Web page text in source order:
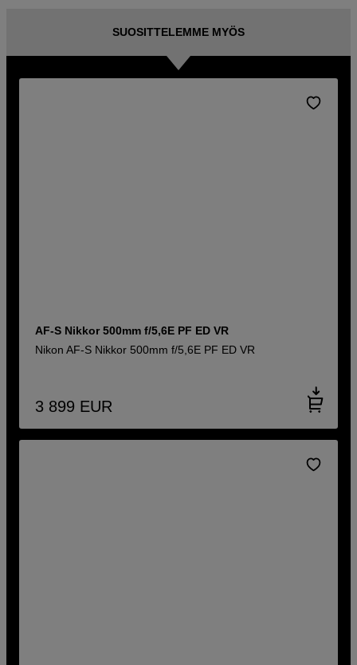
SUOSITTELEMME MYÖS
AF-S Nikkor 500mm f/5,6E PF ED VR
Nikon AF-S Nikkor 500mm f/5,6E PF ED VR
3 899 EUR